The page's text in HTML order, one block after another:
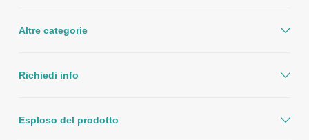
Altre categorie
Richiedi info
Esploso del prodotto